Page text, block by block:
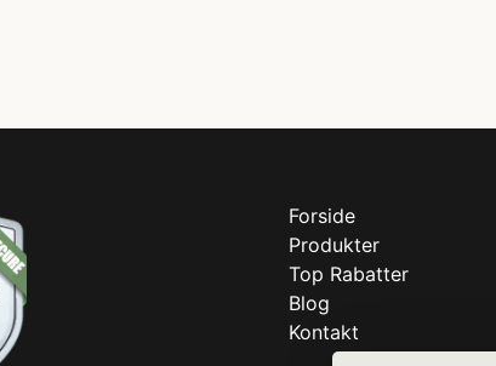
Forside
Produkter
Top Rabatter
Blog
Kontakt